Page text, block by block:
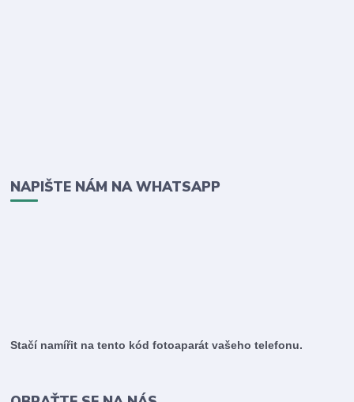
NAPIŠTE NÁM NA WHATSAPP
Stačí namířit na tento kód fotoaparát vašeho telefonu.